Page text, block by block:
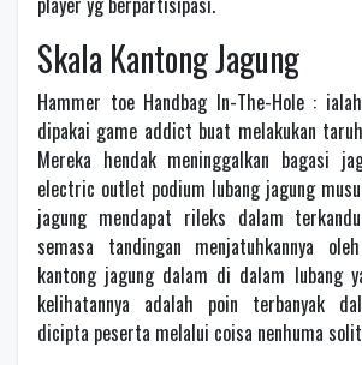
Skala Kantong Jagung
Hammer toe Handbag In-The-Hole :
dipakai game addict buat melakukan
Mereka hendak meninggalkan bagasi
electric outlet podium lubang jagung
jagung mendapat rileks dalam
semasa tandingan menjatuhkannya
kantong jagung dalam di dalam lubang
kelihatannya adalah poin terbanyak
dicipta peserta melalui coisa nenhuma